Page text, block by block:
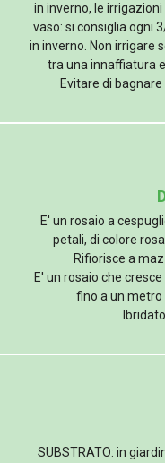
in inverno, le
vaso: si consiglia ogni
in inverno. Non irrigare
tra una innaffiatura
Evitare di
E' un rosaio a
petali, di colore
Rifiorisce a
E' un rosaio che
fino a un metro
SUBSTRATO: in